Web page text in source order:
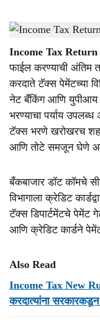
a
r
e
Income Tax-Dainik Gomantak
Income Tax
फाईल करण्याची
करदाते टॅक्स पेमेंटच्या
नेट बँकिंग आणि युपीआय
भरण्याचा पर्याय
टॅक्स भरणे खरोखरच
आणि तोटे समजून
बँकबाजार डॉट कॉमचे
विभागाला क्रेडिट
टॅक्स डिपार्टमेंटचे पेमेंट
आणि क्रेडिट कार्डने पेमेंट
Also Read
Income Tax New
करदात्यांना